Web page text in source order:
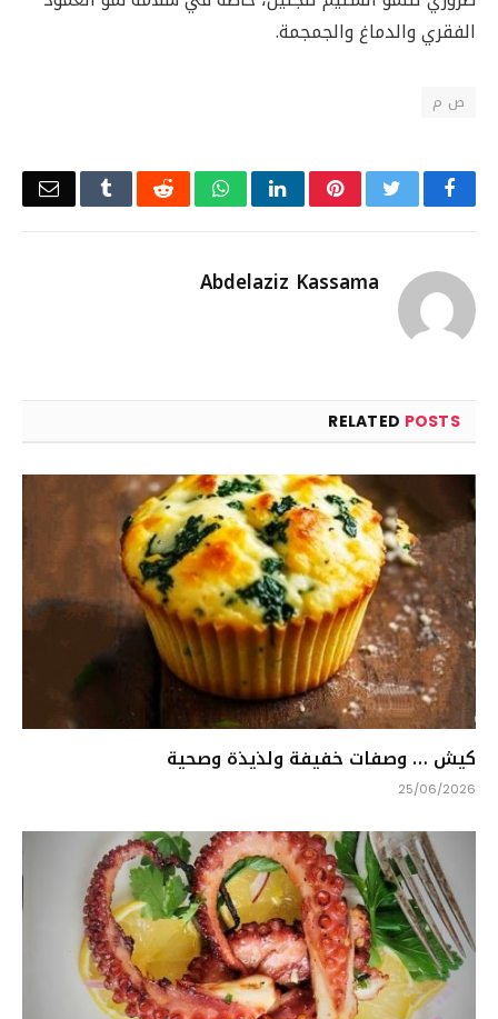
الفقري والدماغ والجمجمة.
ص م
Facebook
Twitter
Pinterest
LinkedIn
WhatsApp
Reddit
Tumblr
Abdelaziz Kassama
RELATED POSTS
كيش … وصفات خفيفة ولذيذة وصحية
25/06/2026